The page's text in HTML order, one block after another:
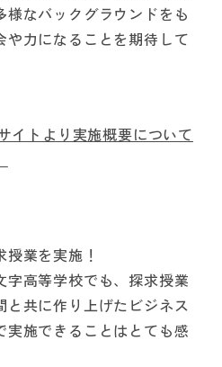
様なバックグラウンドをも
や力になることを期待して
イトより実施概要について
業を実施！
字高等学校でも、探求授業
と共に作り上げたビジネス
実施できることはとても感